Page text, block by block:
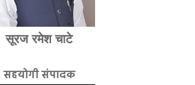
सूरज रमेश चाटे
सहयोगी संपादक